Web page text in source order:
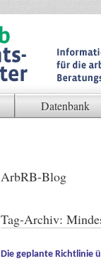
Datenbank
ArbRB-Blog
Tag-Archiv:
Die geplante Richtlinie